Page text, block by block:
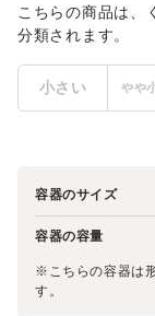
こちらの商品は、
分類されます。
小さい やや
容器のサイズ
容器の容量
※こちらの容器は
す。